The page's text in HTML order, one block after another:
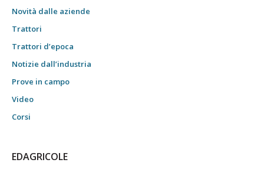
Novità dalle aziende
Trattori
Trattori d’epoca
Notizie dall’industria
Prove in campo
Video
Corsi
EDAGRICOLE